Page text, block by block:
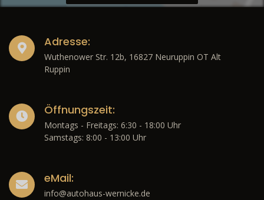
Adresse:
Wuthenower Str. 12b, 16827 Neuruppin OT Alt
Ruppin
Öffnungszeit:
Montags - Freitags: 6:30 - 18:00 Uhr
Samstags: 8:00 - 13:00 Uhr
eMail:
info@autohaus-wernicke.de